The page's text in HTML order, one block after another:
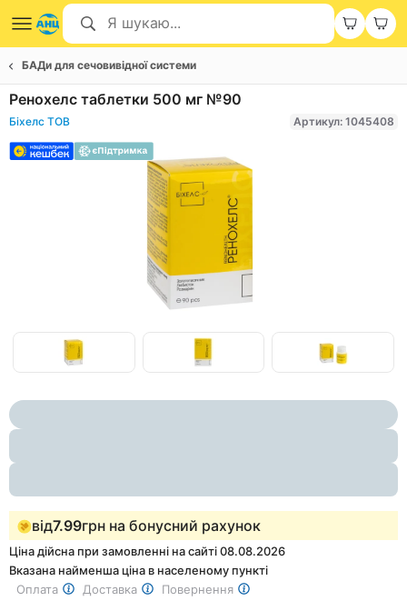
БАДи для сечовивідної системи
Ренохелс таблетки 500 мг №90
Біхелс ТОВ Артикул: 1045408
Item
of
1
of
від7.99грн на бонусний рахунок
Ціна дійсна при замовленні на сайті 08.08.2026
Вказана найменша ціна в населеному пункті
Оплата
Доставка Повернення